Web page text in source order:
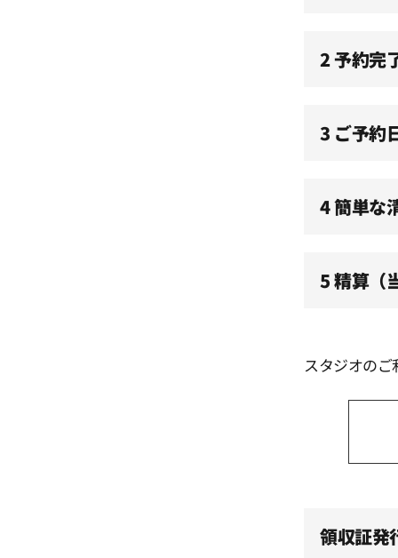
2 予約完
3 ご予約
4 簡単な
5 精算（
スタジオの
領収証発